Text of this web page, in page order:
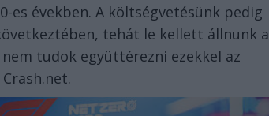
es években. A költségvetésünk pedig
tehát le kellett állnunk a
tudok együttérezni ezekkel az